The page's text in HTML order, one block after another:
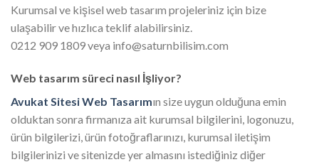
Kurumsal ve kişisel web tasarım projeleriniz için bize
ulaşabilir ve hızlıca teklif alabilirsiniz.
0212 909 1809 veya info@saturnbilisim.com
Web tasarım süreci nasıl İşliyor?
Avukat Sitesi Web Tasarımın size uygun olduğuna emin
olduktan sonra firmanıza ait kurumsal bilgilerini, logonuzu,
ürün bilgilerizi, ürün fotoğraflarınızı, kurumsal iletişim
bilgilerinizi ve sitenizde yer almasını istediğiniz diğer